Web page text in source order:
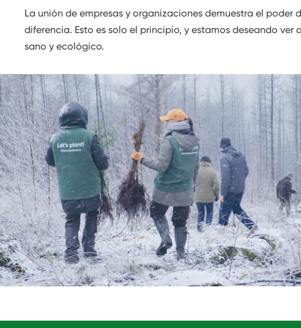
La unión de empresas y organizaciones demuestra el
diferencia. Esto es solo el principio, y estamos deseando ver
sano y ecológico.